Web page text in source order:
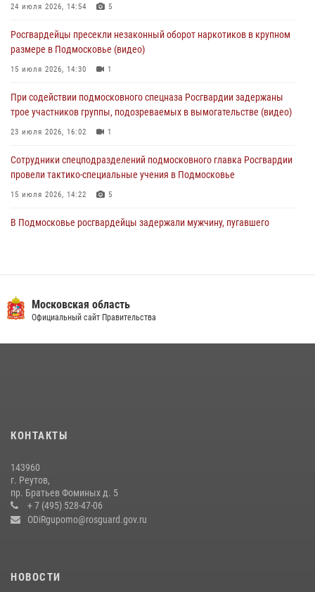
«Пересвет»
02 августа 2026, 18:01 8
«Радио 1»
01 августа 2026, 17:57
24 июля 2026, 14:54 5
Росгвардейцы пресекли незаконный оборот наркотиков в крупном
размере в Подмосковье (видео)
15 июля 2026, 14:30 1
При содействии подмосковного спецназа Росгвардии задержаны
трое участников группы, подозреваемых в вымогательстве (видео)
23 июля 2026, 16:02 1
Сотрудники спецподразделений подмосковного главка Росгвардии
провели тактико-специальные учения в Подмосковье
15 июля 2026, 14:22 5
В Подмосковье росгвардейцы задержали мужчину, пугавшего
федеральном розыске (видео)
22 июля 2026, 14:15 1
18 июля 2026, 07:03
сотрудников спецподразделений в преодолении полосы
препятствий со стрельбой
14 июля 2026, 15:13
Московская область
Официальный сайт Правительства
КОНТАКТЫ
143960
г. Реутов,
пр. Братьев Фоминых д. 5
+ 7 (495) 528-47-06
ODiRgupomo@rosguard.gov.ru
НОВОСТИ